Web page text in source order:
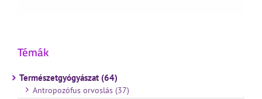
Témák
Természetgyógyászat (64)
Antropozófus orvoslás (37)